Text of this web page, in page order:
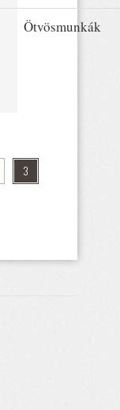
Ötvösmunkák
3